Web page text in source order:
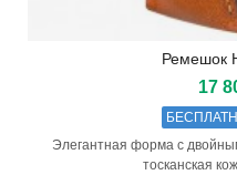
Ремешок
17
Элегантная форма с
тосканская